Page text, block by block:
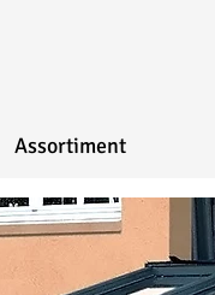
Assortiment